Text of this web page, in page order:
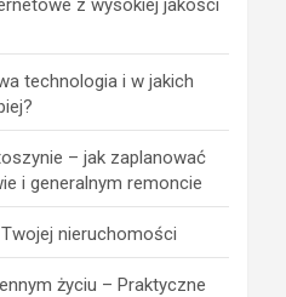
technologia i w jakich
– jak zaplanować
i generalnym remoncie
nieruchomości
życiu – Praktyczne